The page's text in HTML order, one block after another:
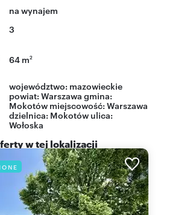
na wynajem
3
64 m2
województwo: mazowieckie
powiat: Warszawa gmina:
Mokotów miejscowość: Warszawa
dzielnica: Mokotów ulica:
Wołoska
w tej lokalizacji